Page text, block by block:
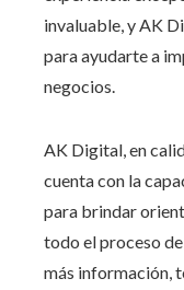
invaluable, y AK
para ayudarte a
negocios.
AK Digital, en
cuenta con la
para brindar
todo el proceso
más información,